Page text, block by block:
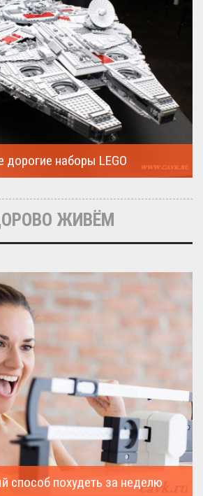
наборы LEGO
дорогие...
ЖИВЁМ
способ похудеть за неделю